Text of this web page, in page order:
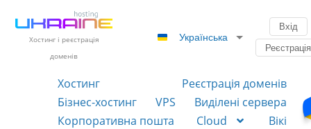
Хостинг і реєстрація
доменів
Українська
Вхід
Реєстрація
Хостинг
Реєстрація доменів
Бізнес-хостинг
VPS
Виділені сервера
Корпоративна пошта
Cloud
Вікі